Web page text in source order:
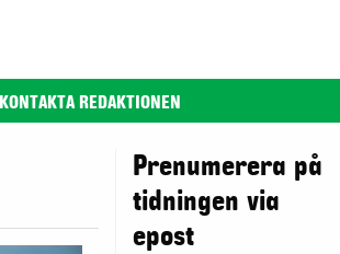
KONTAKTA REDAKTIONEN
Prenumerera på
tidningen via
epost